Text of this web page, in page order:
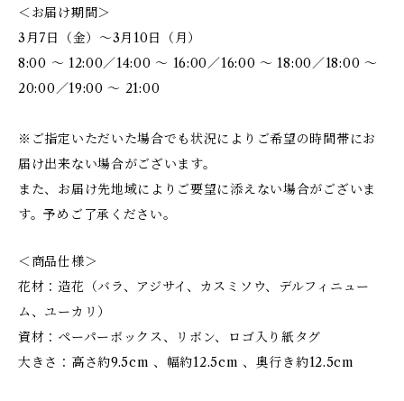
＜お届け期間＞
3月7日（金）～3月10日（月）
8:00 ～ 12:00／14:00 ～ 16:00／16:00 ～ 18:00／18:00 ～
20:00／19:00 ～ 21:00
※ご指定いただいた場合でも状況によりご希望の時間帯にお
届け出来ない場合がございます。
また、お届け先地域によりご要望に添えない場合がございま
す。予めご了承ください。
＜商品仕様＞
花材：造花（バラ、アジサイ、カスミソウ、デルフィニュー
ム、ユーカリ）
資材：ペーパーボックス、リボン、ロゴ入り紙タグ
大きさ：高さ約9.5cm 、幅約12.5cm 、奥行き約12.5cm